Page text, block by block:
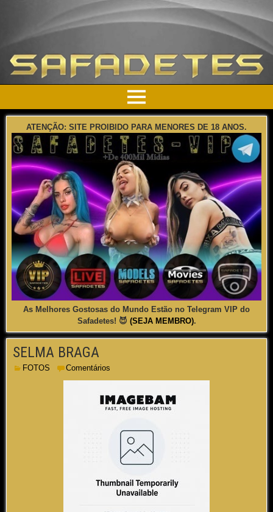
ATENÇÃO: SITE PROIBIDO PARA MENORES DE 18 ANOS.
As Melhores Gostosas do Mundo Estão no Telegram VIP do
Safadetes! 😈 (SEJA MEMBRO).
SELMA BRAGA
FOTOS Comentários